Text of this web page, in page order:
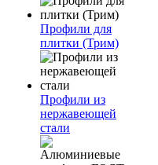
Профили для
плитки (Трим)
Профили из
нержавеющей
стали